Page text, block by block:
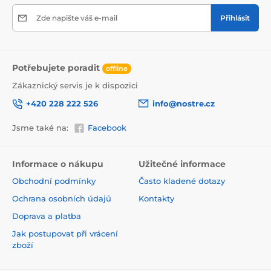
Ekologické řešení pro každý interiér
a proto se nemusíte obávat umístit tapetu i do citlivých
VOC i GREENGUARD GOLD, která potvrzuje jejich
zdravotní nezávadnost.
Zde napište váš e-mail Přihlásit
Potřebujete poradit offline
Zákaznický servis je k dispozici
+420 228 222 526
info@nostre.cz
Jsme také na: Facebook
Informace o nákupu
Obchodní podmínky
Ochrana osobních údajů
Doprava a platba
Jak postupovat při vrácení
zboží
Užitečné informace
Často kladené dotazy
Kontakty